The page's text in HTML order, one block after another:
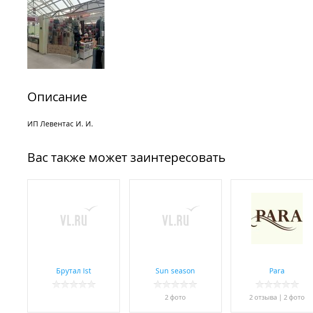
Описание
ИП Левентас И. И.
Вас также может заинтересовать
Брутал Ist Sun season
2 фото
Para
2 отзывa | 2 фото